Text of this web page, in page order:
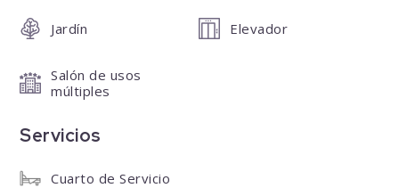
Jardín Elevador
Salón de usos
múltiples
Servicios
Cuarto de Servicio